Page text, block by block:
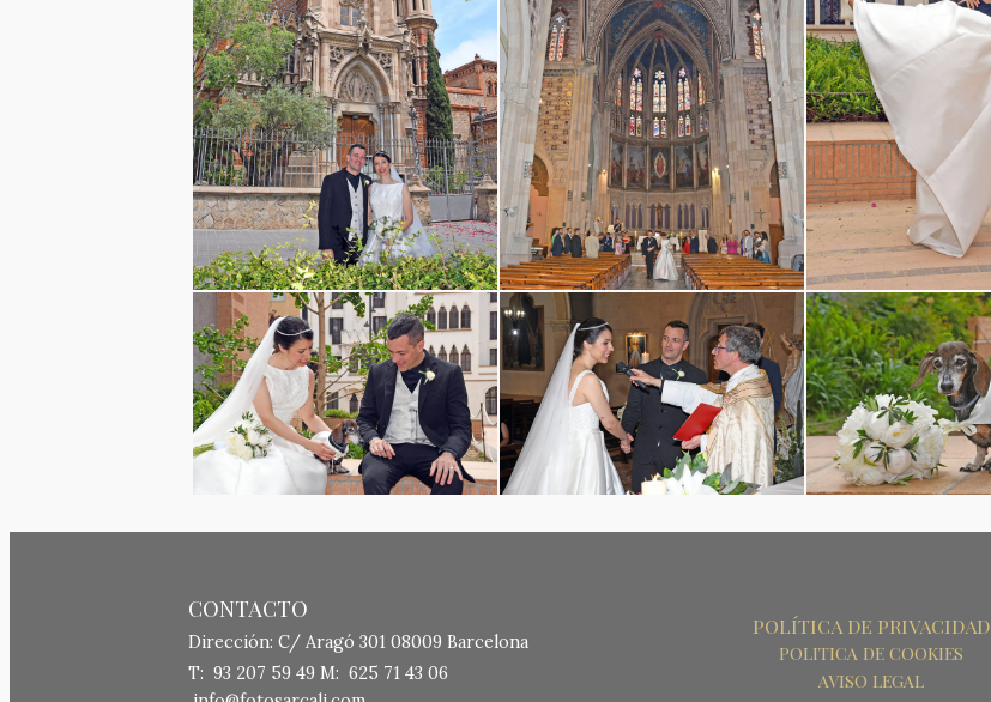
CONTACTO
Dirección: C/ Aragó 301 08009 Barcelona
T: 93 207 59 49 M: 625 71 43 06
POLÍTICA DE PRIVACIDAD
POLITICA DE COOKIES
AVISO LEGAL